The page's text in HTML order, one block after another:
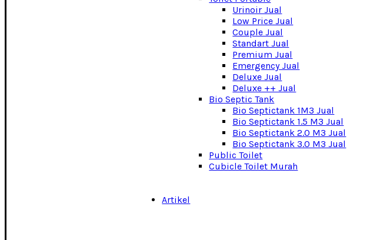
Urinoir Jual
Low Price Jual
Couple Jual
Standart Jual
Premium Jual
Emergency Jual
Deluxe Jual
Deluxe ++ Jual
Bio Septic Tank
Bio Septictank 1M3 Jual
Bio Septictank 1.5 M3 Jual
Bio Septictank 2.0 M3 Jual
Bio Septictank 3.0 M3 Jual
Public Toilet
Cubicle Toilet Murah
Artikel